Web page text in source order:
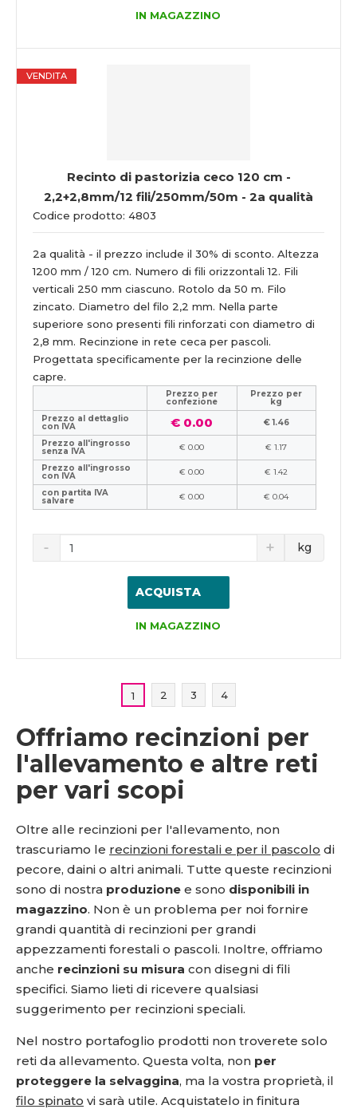
IN MAGAZZINO
Recinto di pastorizia ceco 120 cm -
2,2+2,8mm/12 fili/250mm/50m - 2a qualità
Codice prodotto: 4803
VENDITA
2a qualità - il prezzo include il 30% di sconto. Altezza
1200 mm / 120 cm. Numero di fili orizzontali 12. Fili
verticali 250 mm ciascuno. Rotolo da 50 m. Filo
zincato. Diametro del filo 2,2 mm. Nella parte
superiore sono presenti fili rinforzati con diametro di
2,8 mm. Recinzione in rete ceca per pascoli.
Progettata specificamente per la recinzione delle
capre.
Prezzo per
confezione
Prezzo per
kg
Prezzo al dettaglio
con IVA € 0.00
€ 1.46
Prezzo all'ingrosso
senza IVA € 0.00
€ 1.17
Prezzo all'ingrosso
con IVA € 0.00
€ 1.42
con partita IVA
salvare € 0.00 € 0.04
kg
ACQUISTA
IN MAGAZZINO
1 2 3 4
Offriamo recinzioni per
l'allevamento e altre reti
per vari scopi
Oltre alle recinzioni per l'allevamento, non
trascuriamo le recinzioni forestali e per il pascolo di
pecore, daini o altri animali. Tutte queste recinzioni
sono di nostra produzione e sono disponibili in
magazzino. Non è un problema per noi fornire
grandi quantità di recinzioni per grandi
appezzamenti forestali o pascoli. Inoltre, offriamo
anche recinzioni su misura con disegni di fili
specifici. Siamo lieti di ricevere qualsiasi
suggerimento per recinzioni speciali.
Nel nostro portafoglio prodotti non troverete solo
reti da allevamento. Questa volta, non per
proteggere la selvaggina, ma la vostra proprietà, il
filo spinato vi sarà utile. Acquistatelo in finitura